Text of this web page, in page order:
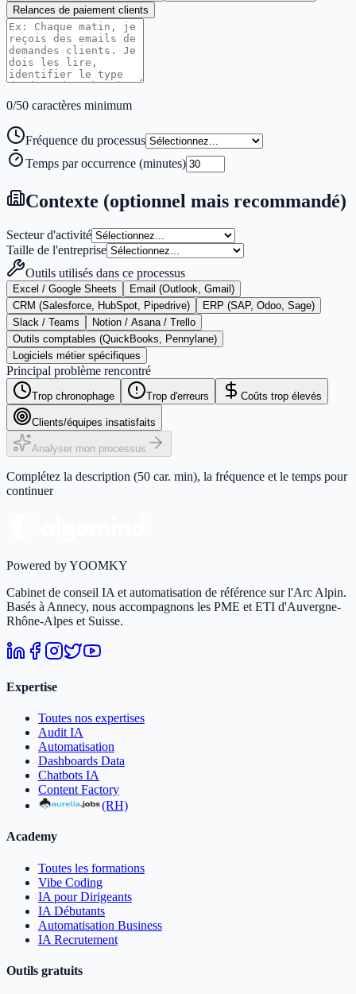
Relances de paiement clients
0/50 caractères minimum
Fréquence du processus
Temps par occurrence (minutes)
Contexte (optionnel mais recommandé)
Secteur d'activité
Taille de l'entreprise
Outils utilisés dans ce processus
Excel / Google Sheets
Email (Outlook, Gmail)
CRM (Salesforce, HubSpot, Pipedrive)
ERP (SAP, Odoo, Sage)
Slack / Teams
Notion / Asana / Trello
Outils comptables (QuickBooks, Pennylane)
Logiciels métier spécifiques
Principal problème rencontré
Trop chronophage Trop d'erreurs Coûts trop élevés
Clients/équipes insatisfaits
Analyser mon processus
Complétez la description (50 car. min), la fréquence et le temps pour
continuer
Powered by YOOMKY
Cabinet de conseil IA et automatisation de référence sur l'Arc Alpin.
Basés à Annecy, nous accompagnons les PME et ETI d'Auvergne-
Rhône-Alpes et Suisse.
Expertise
Toutes nos expertises
Audit IA
Automatisation
Dashboards Data
Chatbots IA
Content Factory
(RH)
Academy
Toutes les formations
Vibe Coding
IA pour Dirigeants
IA Débutants
Automatisation Business
IA Recrutement
Outils gratuits